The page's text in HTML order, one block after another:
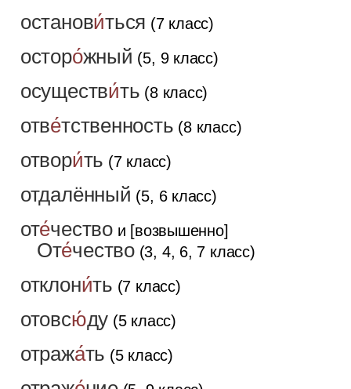
останови́ться (7 класс)
осторо́жный (5, 9 класс)
осуществи́ть (8 класс)
отве́тственность (8 класс)
отвори́ть (7 класс)
отдалённый (5, 6 класс)
оте́чествои [возвышенно]
Оте́чество(3, 4, 6, 7 класс)
отклони́ть (7 класс)
отовсю́ду (5 класс)
отража́ть (5 класс)